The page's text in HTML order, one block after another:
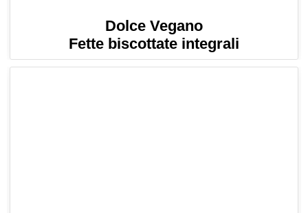
Dolce Vegano
Fette biscottate integrali